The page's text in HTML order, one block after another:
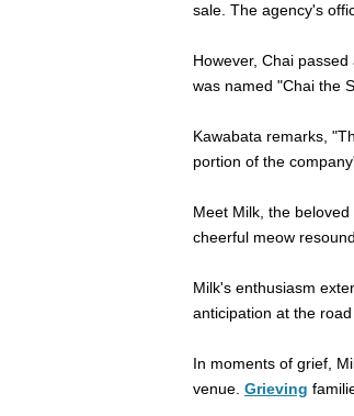
sale. The agency's
However, Chai
was named "Chai the
Kawabata remarks,
portion of the
Meet Milk, the
cheerful meow
Milk's enthusiasm
anticipation at the road
In moments of grief,
venue. Grieving